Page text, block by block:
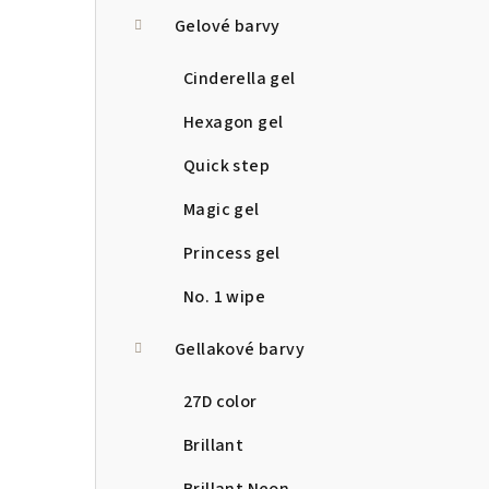
Gelové barvy
Cinderella gel
Hexagon gel
Quick step
Magic gel
Princess gel
No. 1 wipe
Gellakové barvy
27D color
Brillant